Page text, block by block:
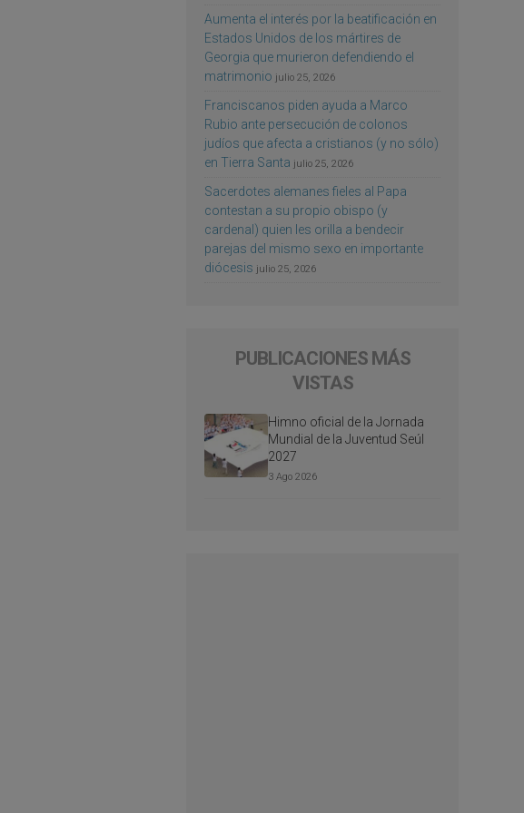
Aumenta el interés por la beatificación en
Estados Unidos de los mártires de
Georgia que murieron defendiendo el
matrimonio julio 25, 2026
Franciscanos piden ayuda a Marco
Rubio ante persecución de colonos
judíos que afecta a cristianos (y no sólo)
en Tierra Santa julio 25, 2026
Sacerdotes alemanes fieles al Papa
contestan a su propio obispo (y
cardenal) quien les orilla a bendecir
parejas del mismo sexo en importante
diócesis julio 25, 2026
PUBLICACIONES MÁS
VISTAS
Himno oficial de la Jornada
Mundial de la Juventud Seúl
2027
3 Ago 2026